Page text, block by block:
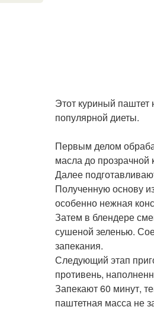
Этот куриный паштет
популярной диеты.
Первым делом
масла до прозрачной
Далее
Полученную основу
особенно нежная
Затем в блендере
сушеной зеленью.
запекания.
Следующий этап
противень,
Запекают 60 минут,
паштетная масса не